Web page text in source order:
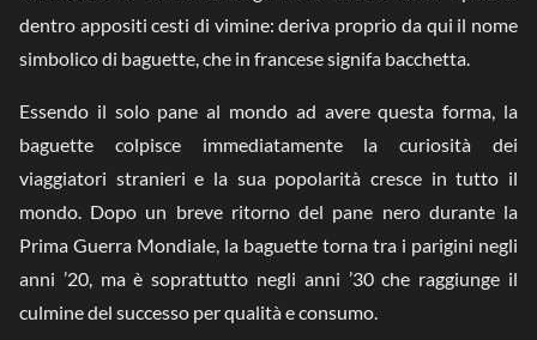
dentro appositi cesti di vimine: deriva proprio da qui il nome
simbolico di baguette, che in francese signifa bacchetta.
Essendo il solo pane al mondo ad avere questa forma, la
baguette colpisce immediatamente la curiosità dei
viaggiatori stranieri e la sua popolarità cresce in tutto il
mondo. Dopo un breve ritorno del pane nero durante la
Prima Guerra Mondiale, la baguette torna tra i parigini negli
anni ’20, ma è soprattutto negli anni ’30 che raggiunge il
culmine del successo per qualità e consumo.